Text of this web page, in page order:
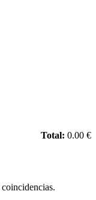
Total: 0.00 €
coincidencias.